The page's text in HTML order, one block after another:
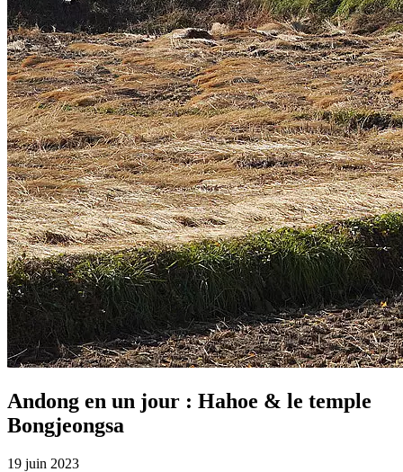
Andong en un jour : Hahoe & le temple
Bongjeongsa
19 juin 2023